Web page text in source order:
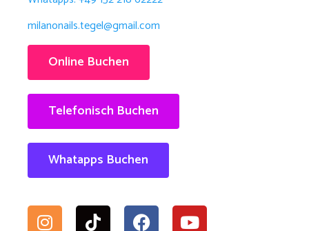
milanonails.tegel@gmail.com
Online Buchen
Telefonisch Buchen
Whatapps Buchen